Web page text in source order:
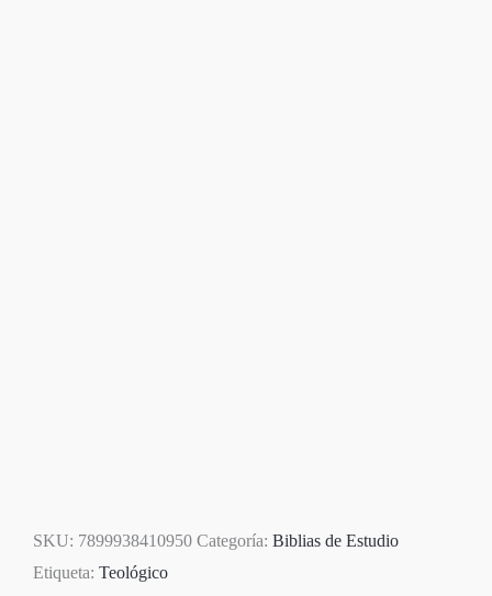
SKU: 7899938410950 Categoría: Biblias de Estudio
Etiqueta: Teológico